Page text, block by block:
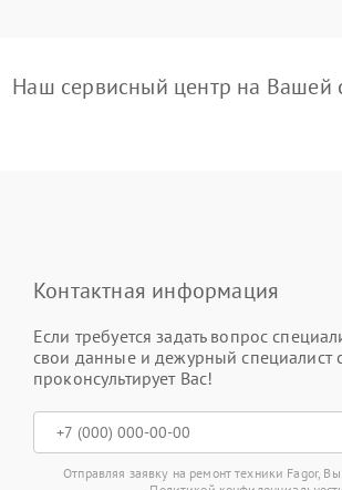
Наш сервисный центр на Вашей
Контактная информация
Если требуется задать вопрос
свои данные и дежурный специалист
проконсультирует Вас!
Отправляя заявку на ремонт техники Fagor, Вы